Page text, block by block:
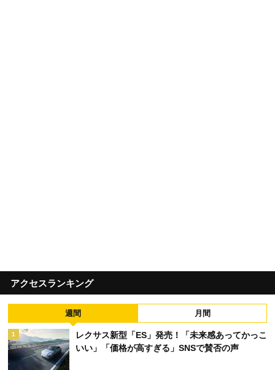
アクセスランキング
週間 月間
1
レクサス新型「ES」発売！「未来感あってかっこ
いい」「価格が高すぎる」SNSで賛否の声